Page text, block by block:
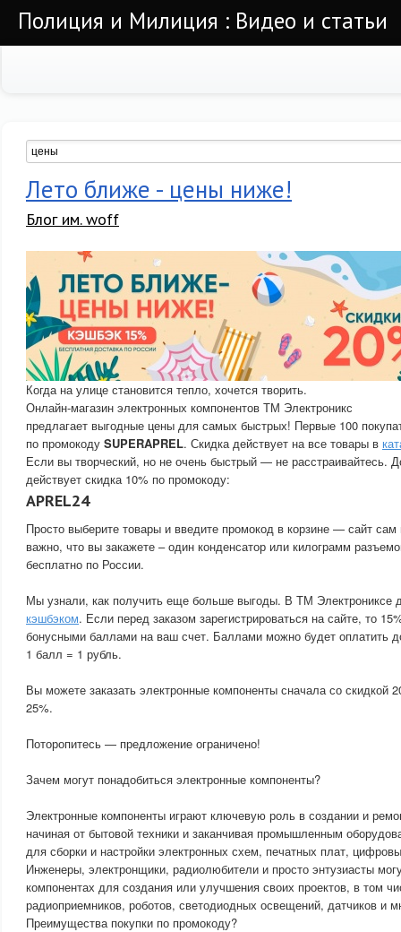
Полиция и Милиция : Видео и статьи
Лето ближе - цены ниже!
Блог им. woff
Когда на улице становится тепло, хочется творить.
Онлайн-магазин электронных компонентов ТМ Электроникс
предлагает выгодные цены для самых быстрых! Первые 100
по промокоду SUPERAPREL. Скидка действует на все товары в
Если вы творческий, но не очень быстрый — не расстраивайтесь.
действует скидка 10% по промокоду:
APREL24
Просто выберите товары и введите промокод в корзине — сайт сам
важно, что вы закажете – один конденсатор или килограмм
бесплатно по России.
Мы узнали, как получить еще больше выгоды. В ТМ Электрониксе
кэшбэком. Если перед заказом зарегистрироваться на сайте, то
бонусными баллами на ваш счет. Баллами можно будет оплатить
1 балл = 1 рубль.
Вы можете заказать электронные компоненты сначала со скидкой
25%.
Поторопитесь — предложение ограничено!
Зачем могут понадобиться электронные компоненты?
Электронные компоненты играют ключевую роль в создании и
начиная от бытовой техники и заканчивая промышленным
для сборки и настройки электронных схем, печатных плат,
Инженеры, электронщики, радиолюбители и просто энтузиасты
компонентах для создания или улучшения своих проектов, в том
радиоприемников, роботов, светодиодных освещений, датчиков и
Преимущества покупки по промокоду?